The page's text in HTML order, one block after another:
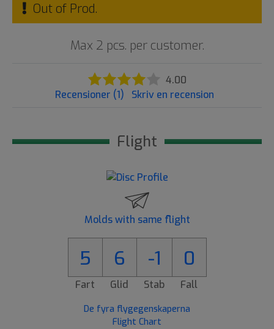
Out of Prod.
Max 2 pcs. per customer.
4.00
Recensioner (1)
Skriv en recension
Flight
Molds with same flight
5 6 -1 0
Fart Glid Stab Fall
De fyra flygegenskaperna
Flight Chart